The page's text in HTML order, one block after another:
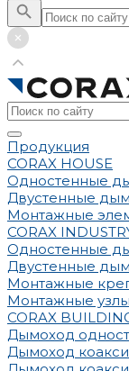
Продукция
CORAX HOUSE
Одностенные
Двустенные
Монтажные
CORAX
Одностенные
Двустенные
Монтажные
Монтажные узлы
CORAX
Дымоход
Дымоход